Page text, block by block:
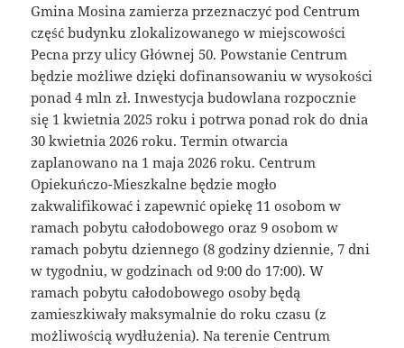
Gmina Mosina zamierza przeznaczyć pod Centrum
część budynku zlokalizowanego w miejscowości
Pecna przy ulicy Głównej 50. Powstanie Centrum
będzie możliwe dzięki dofinansowaniu w wysokości
ponad 4 mln zł. Inwestycja budowlana rozpocznie
się 1 kwietnia 2025 roku i potrwa ponad rok do dnia
30 kwietnia 2026 roku. Termin otwarcia
zaplanowano na 1 maja 2026 roku. Centrum
Opiekuńczo-Mieszkalne będzie mogło
zakwalifikować i zapewnić opiekę 11 osobom w
ramach pobytu całodobowego oraz 9 osobom w
ramach pobytu dziennego (8 godziny dziennie, 7 dni
w tygodniu, w godzinach od 9:00 do 17:00). W
ramach pobytu całodobowego osoby będą
zamieszkiwały maksymalnie do roku czasu (z
możliwością wydłużenia). Na terenie Centrum